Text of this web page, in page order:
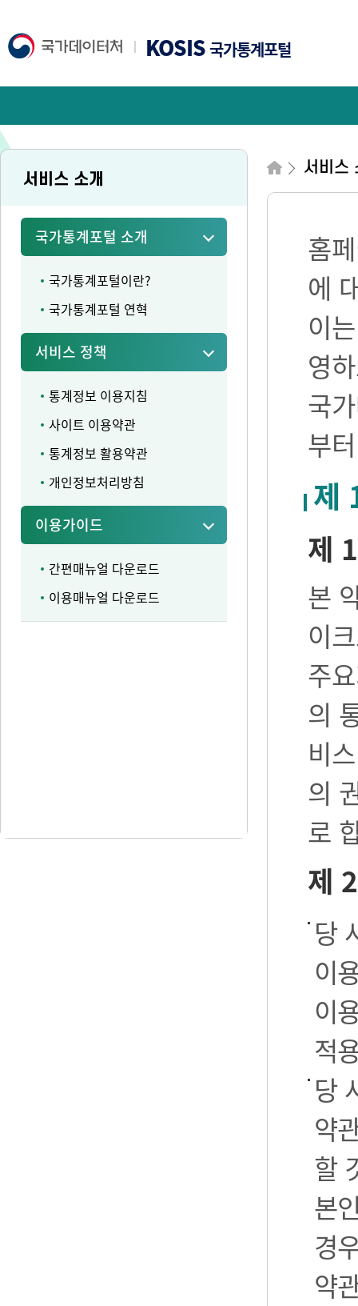
KOSIS국가통계포털
서비스 소개
국가통계포털 소개
국가통계포털이란?
국가통계포털 연혁
서비스 정책
통계정보 이용지침
사이트 이용약관
통계정보 활용약관
개인정보처리방침
이용가이드
간편매뉴얼 다운로드
이용매뉴얼 다운로드
서비스
홈
에
이
영
국
부
제
제
본
이
주
의
비
의
로
제
당
이
이
적
당
약
할
본
경
약